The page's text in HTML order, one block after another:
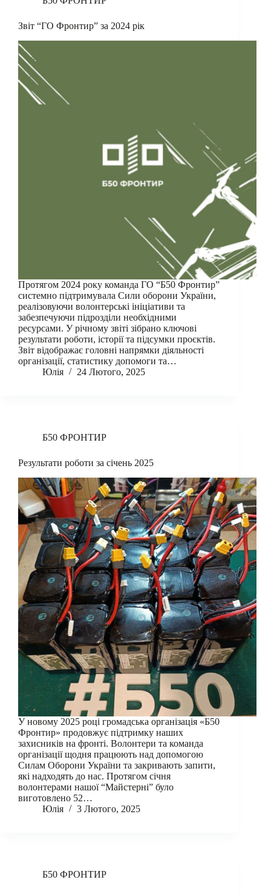
Звіт “ГО Фронтир” за 2024 рік
Протягом 2024 року команда ГО “Б50 Фронтир”
системно підтримувала Сили оборони України,
реалізовуючи волонтерські ініціативи та
забезпечуючи підрозділи необхідними
ресурсами. У річному звіті зібрано ключові
результати роботи, історії та підсумки проєктів.
Звіт відображає головні напрямки діяльності
організації, статистику допомоги та…
Юлія
24 Лютого, 2025
Б50 ФРОНТИР
Результати роботи за січень 2025
У новому 2025 році громадська організація «Б50
Фронтир» продовжує підтримку наших
захисників на фронті. Волонтери та команда
організації щодня працюють над допомогою
Силам Оборони України та закривають запити,
які надходять до нас. Протягом січня
волонтерами нашої “Майстерні” було
виготовлено 52…
Юлія
3 Лютого, 2025
Б50 ФРОНТИР